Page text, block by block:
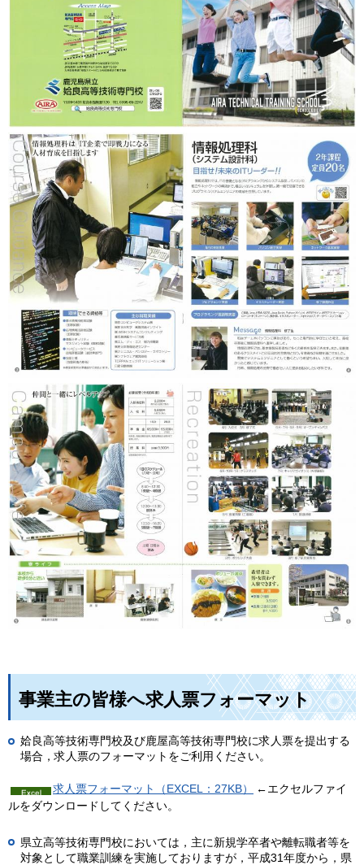
事業主の皆様へ求人票フォーマット
姶良高等技術専門校及び鹿屋高等技術専門校に求人票を提出する
場合，求人票のフォーマットをご利用ください。
求人票フォーマット（EXCEL：27KB）
←エクセルファイ
ルをダウンロードしてください。
県立高等技術専門校においては，主に新規学卒者や離転職者等を
対象として職業訓練を実施しておりますが，平成31年度から，県